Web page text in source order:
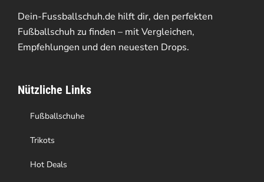
Die
Optionen
können
der
Produktseite
gewählt
werden
Dein-Fussballschuh.de hilft dir, den perfekten
Fußballschuh zu finden – mit Vergleichen,
Empfehlungen und den neuesten Drops.
Nützliche Links
Fußballschuhe
Trikots
Hot Deals